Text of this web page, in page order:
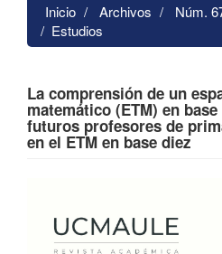
Inicio Archivos
Núm.
Estudios
La comprensión de un
matemático (ETM) en
futuros profesores de
en el ETM en base diez
artículo